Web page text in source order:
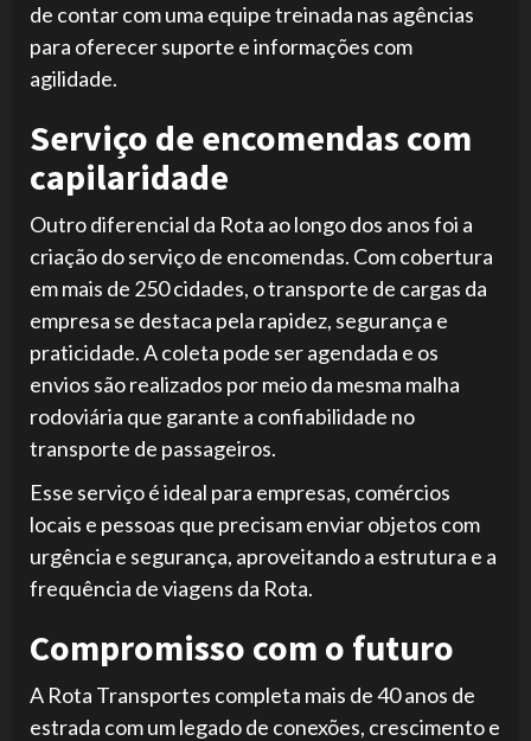
de contar com uma equipe treinada nas agências
para oferecer suporte e informações com
agilidade.
Serviço de encomendas com
capilaridade
Outro diferencial da Rota ao longo dos anos foi a
criação do serviço de encomendas. Com cobertura
em mais de 250 cidades, o transporte de cargas da
empresa se destaca pela rapidez, segurança e
praticidade. A coleta pode ser agendada e os
envios são realizados por meio da mesma malha
rodoviária que garante a confiabilidade no
transporte de passageiros.
Esse serviço é ideal para empresas, comércios
locais e pessoas que precisam enviar objetos com
urgência e segurança, aproveitando a estrutura e a
frequência de viagens da Rota.
Compromisso com o futuro
A Rota Transportes completa mais de 40 anos de
estrada com um legado de conexões, crescimento e